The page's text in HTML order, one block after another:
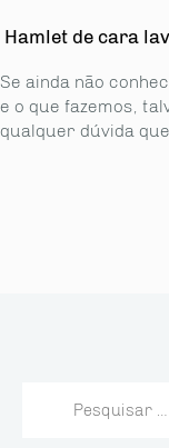
Hamlet de cara
Se ainda não
e o que fazemos,
qualquer dúvida